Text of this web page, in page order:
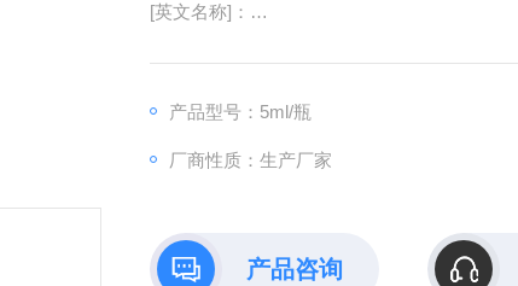
[英文名称]：
[用途]：本品只能用于科研实验,严禁用于临床。
[有效期]：六个月
[使用范围]：凝胶加样缓冲液。
产品型号：5ml/瓶
厂商性质：生产厂家
产品咨询